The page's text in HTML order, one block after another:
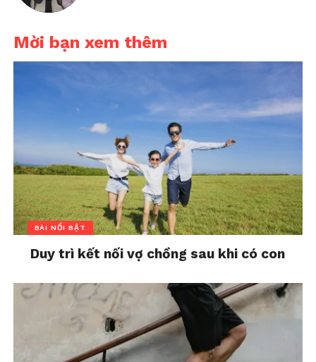
Mời bạn xem thêm
BÀI NỔI BẬT
Duy trì kết nối vợ chồng sau khi có con